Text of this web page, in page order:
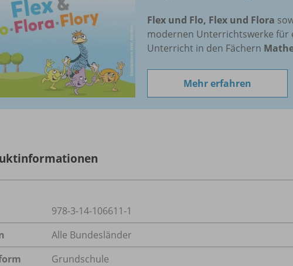
Flex und Flo, Flex und Flora
modernen Unterrichtswerke für
Unterricht in den Fächern
Mehr erfahren
978-3-14-106611-1
Alle Bundesländer
Grundschule